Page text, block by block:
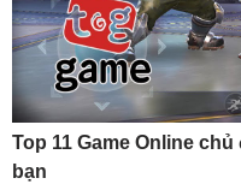
Top 11 Game Online
bạn